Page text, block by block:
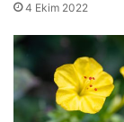
4 Ekim 2022